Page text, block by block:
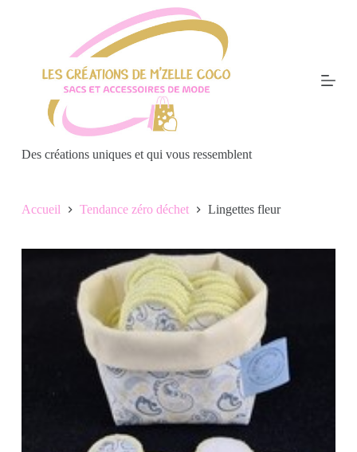
n
u
Des créations uniques et qui vous ressemblent
Accueil Tendance zéro déchet Lingettes fleur